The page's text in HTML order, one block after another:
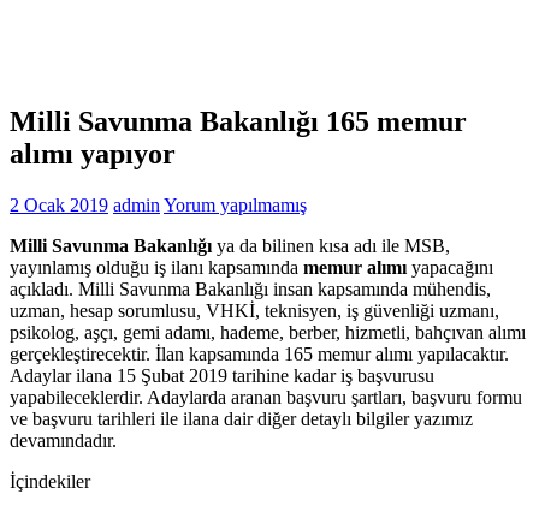
Milli Savunma Bakanlığı 165 memur
alımı yapıyor
2 Ocak 2019 admin Yorum yapılmamış
Milli Savunma Bakanlığı ya da bilinen kısa adı ile MSB,
yayınlamış olduğu iş ilanı kapsamında memur alımı yapacağını
açıkladı. Milli Savunma Bakanlığı insan kapsamında mühendis,
uzman, hesap sorumlusu, VHKİ, teknisyen, iş güvenliği uzmanı,
psikolog, aşçı, gemi adamı, hademe, berber, hizmetli, bahçıvan alımı
gerçekleştirecektir. İlan kapsamında 165 memur alımı yapılacaktır.
Adaylar ilana 15 Şubat 2019 tarihine kadar iş başvurusu
yapabileceklerdir. Adaylarda aranan başvuru şartları, başvuru formu
ve başvuru tarihleri ile ilana dair diğer detaylı bilgiler yazımız
devamındadır.
İçindekiler